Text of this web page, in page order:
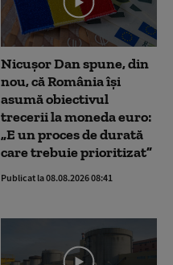
Nicușor Dan spune, din
nou, că România își
asumă obiectivul
trecerii la moneda euro:
„E un proces de durată
care trebuie prioritizat”
Publicat la 08.08.2026 08:41